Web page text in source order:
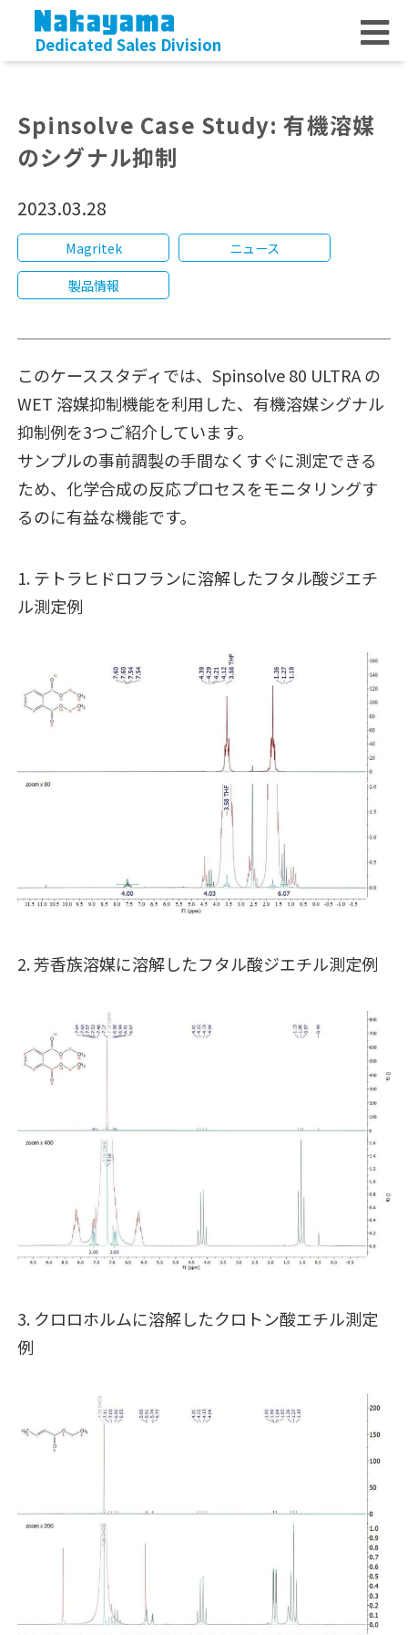
Dedicated Sales Division
Spinsolve Case Study: 有機溶媒
のシグナル抑制
2023.03.28
Magritek
ニュース
製品情報
このケーススタディでは、Spinsolve 80 ULTRA の
WET 溶媒抑制機能を利用した、有機溶媒シグナル
抑制例を3つご紹介しています。
サンプルの事前調製の手間なくすぐに測定できる
ため、化学合成の反応プロセスをモニタリングす
るのに有益な機能です。
1. テトラヒドロフランに溶解したフタル酸ジエチ
ル測定例
2. 芳香族溶媒に溶解したフタル酸ジエチル測定例
3. クロロホルムに溶解したクロトン酸エチル測定
例